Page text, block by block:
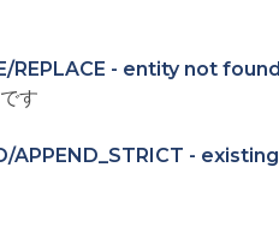
REPLACE - entity not
す
APPEND_STRICT -